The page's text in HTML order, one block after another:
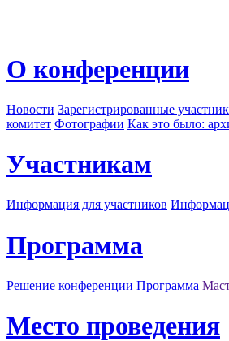
О конференции
Новости Зарегистрированные
комитет Фотографии Как это было:
Участникам
Информация для участников
Программа
Решение конференции Программа
Место проведения